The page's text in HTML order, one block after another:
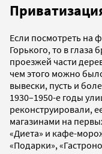
Если посмотреть на
Горького, то в глаза
проезжей части
чем этого можно
вывески, пусть и
1930–1950-е годы
реконструировали,
магазинами на
«Диета» и кафе-
«Подарки»,